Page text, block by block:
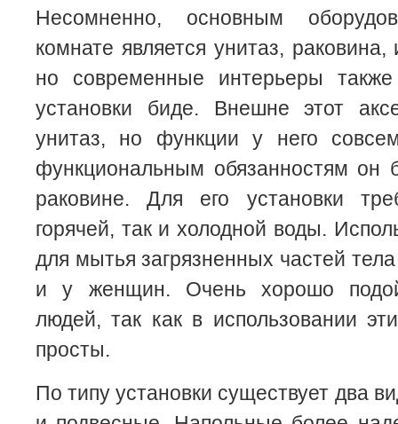
Несомненно, основным
комнате является унитаз,
но современные интерьеры
установки биде. Внешне этот
унитаз, но функции у него
функциональным обязанностям он
раковине. Для его установки
горячей, так и холодной воды.
для мытья загрязненных частей
и у женщин. Очень хорошо
людей, так как в использовании
просты.
По типу установки существует два